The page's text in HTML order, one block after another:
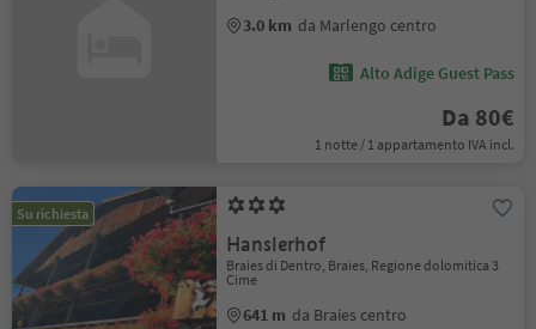
3.0 km da Marlengo centro
Alto Adige Guest Pass
Da 80€
1 notte / 1 appartamento IVA incl.
Su richiesta
Hanslerhof
Braies di Dentro, Braies, Regione dolomitica 3
Cime
641 m da Braies centro